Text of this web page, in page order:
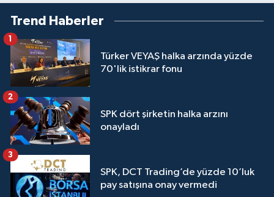
Trend Haberler
Türker VEYAŞ halka arzında yüzde
70'lik istikrar fonu
1
SPK dört şirketin halka arzını
onayladı
2
SPK, DCT Trading’de yüzde 10’luk
pay satışına onay vermedi
3